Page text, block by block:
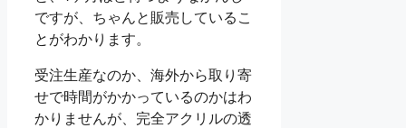
ですが、ちゃんと販売しているこ
とがわかります。
受注生産なのか、海外から取り寄
せで時間がかかっているのかはわ
かりませんが、完全アクリルの透